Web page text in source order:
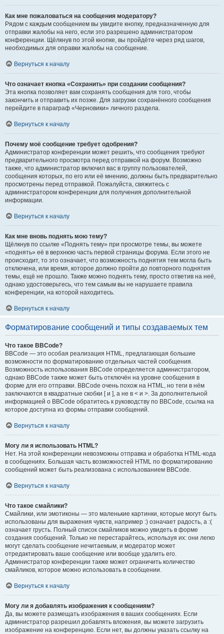
Как мне пожаловаться на сообщения модератору?
Рядом с каждым сообщением вы увидите кнопку, предназначенную для
отправки жалобы на него, если это разрешено администратором
конференции. Щёлкнув по этой кнопке, вы пройдёте через ряд шагов,
необходимых для оправки жалобы на сообщение.
Вернуться к началу
Что означает кнопка «Сохранить» при создании сообщения?
Эта кнопка позволяет вам сохранять сообщения для того, чтобы
закончить и отправить их позже. Для загрузки сохранённого сообщения
перейдите в параграф «Черновики» личного раздела.
Вернуться к началу
Почему моё сообщение требует одобрения?
Администратор конференции может решить, что сообщения требуют
предварительного просмотра перед отправкой на форум. Возможно
также, что администратор включил вас в группу пользователей,
сообщения которых, по его или её мнению, должны быть предварительно
просмотрены перед отправкой. Пожалуйста, свяжитесь с
администратором конференции для получения дополнительной
информации.
Вернуться к началу
Как мне вновь поднять мою тему?
Щёлкнув по ссылке «Поднять тему» при просмотре темы, вы можете
«поднять» её в верхнюю часть первой страницы форума. Если этого не
происходит, то это означает, что возможность поднятия тем могла быть
отключена, или время, которое должно пройти до повторного поднятия
темы, ещё не прошло. Также можно поднять тему, просто ответив на неё,
однако удостоверьтесь, что тем самым вы не нарушаете правила
конференции, на которой находитесь.
Вернуться к началу
Форматирование сообщений и типы создаваемых тем
Что такое BBCode?
BBCode — это особая реализация HTML, предлагающая большие
возможности по форматированию отдельных частей сообщения.
Возможность использования BBCode определяется администратором,
однако BBCode также может быть отключён на уровне сообщения в
форме для его отправки. BBCode очень похож на HTML, но теги в нём
заключаются в квадратные скобки [ и ], а не в < и >. За дополнительной
информацией о BBCode обратитесь к руководству по BBCode, ссылка на
которое доступна из формы отправки сообщений.
Вернуться к началу
Могу ли я использовать HTML?
Нет. На этой конференции невозможны отправка и обработка HTML-кода
в сообщениях. Большая часть возможностей HTML по форматированию
сообщений может быть реализована с использованием BBCode.
Вернуться к началу
Что такое смайлики?
Смайлики, или эмотиконы — это маленькие картинки, которые могут быть
использованы для выражения чувств, например :) означает радость, а :(
означает грусть. Полный список смайликов можно увидеть в форме
создания сообщений. Только не перестарайтесь, используя их: они легко
могут сделать сообщение нечитаемым, и модератор может
отредактировать ваше сообщение или вообще удалить его.
Администратор конференции также может ограничить количество
смайликов, которое можно использовать в сообщении.
Вернуться к началу
Могу ли я добавлять изображения к сообщениям?
Да, вы можете размещать изображения в ваших сообщениях. Если
администратор разрешил добавлять вложения, вы можете загрузить
изображение на конференцию. Если нет, вы должны указать ссылку на